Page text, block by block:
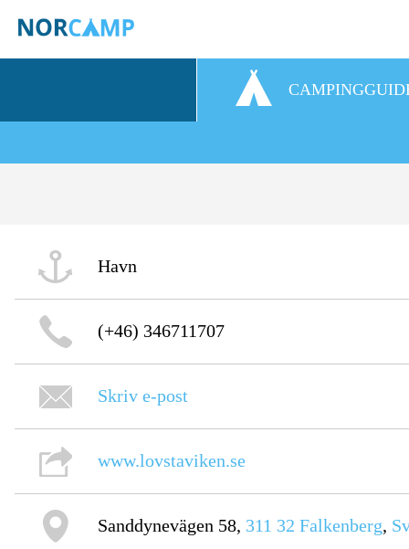
Havn
(+46) 346711707
Skriv e-post
www.lovstaviken.se
Sanddynevägen 58, 311 32 Falkenberg,